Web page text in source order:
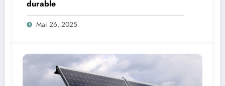
durable
Mai 26, 2025